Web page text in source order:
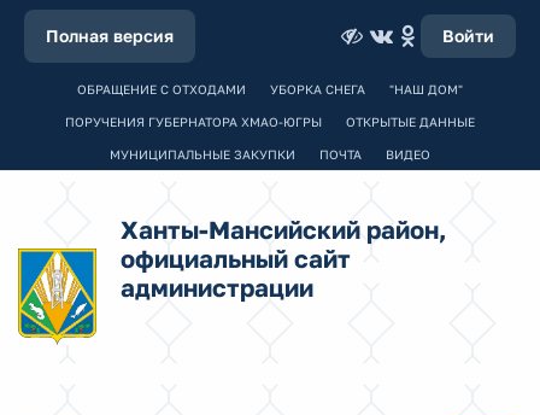
Полная версия Войти
ОБРАЩЕНИЕ С ОТХОДАМИ УБОРКА СНЕГА "НАШ ДОМ"
ПОРУЧЕНИЯ ГУБЕРНАТОРА ХМАО-ЮГРЫ ОТКРЫТЫЕ ДАННЫЕ
МУНИЦИПАЛЬНЫЕ ЗАКУПКИ ПОЧТА ВИДЕО
Ханты-Мансийский район,
официальный сайт
администрации